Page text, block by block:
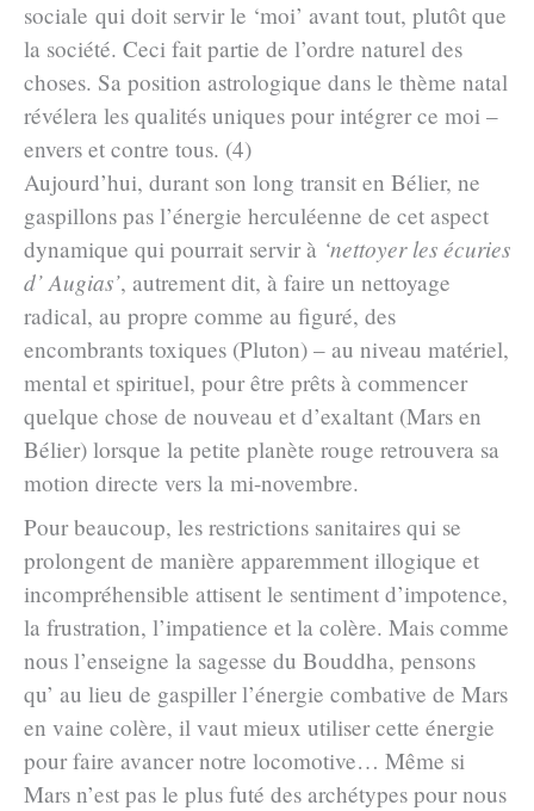
sociale qui doit servir le ‘moi’ avant tout, plutôt que
la société. Ceci fait partie de l’ordre naturel des
choses. Sa position astrologique dans le thème natal
révélera les qualités uniques pour intégrer ce moi –
envers et contre tous. (4)
Aujourd’hui, durant son long transit en Bélier, ne
gaspillons pas l’énergie herculéenne de cet aspect
dynamique qui pourrait servir à ‘nettoyer les écuries
d’ Augias’, autrement dit, à faire un nettoyage
radical, au propre comme au figuré, des
encombrants toxiques (Pluton) – au niveau matériel,
mental et spirituel, pour être prêts à commencer
quelque chose de nouveau et d’exaltant (Mars en
Bélier) lorsque la petite planète rouge retrouvera sa
motion directe vers la mi-novembre.
Pour beaucoup, les restrictions sanitaires qui se
prolongent de manière apparemment illogique et
incompréhensible attisent le sentiment d’impotence,
la frustration, l’impatience et la colère. Mais comme
nous l’enseigne la sagesse du Bouddha, pensons
qu’ au lieu de gaspiller l’énergie combative de Mars
en vaine colère, il vaut mieux utiliser cette énergie
pour faire avancer notre locomotive… Même si
Mars n’est pas le plus futé des archétypes pour nous